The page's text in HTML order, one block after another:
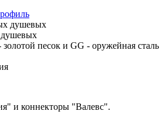
душевых
песок и GG - оружейная сталь
и коннекторы "Валевс".